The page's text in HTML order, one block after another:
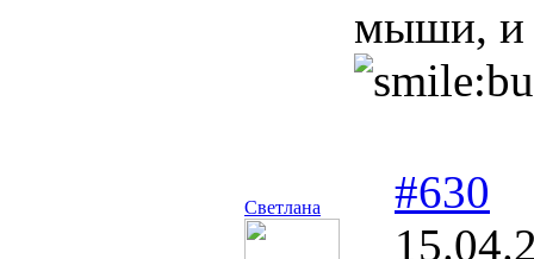
мыши, и
Светлана
#630